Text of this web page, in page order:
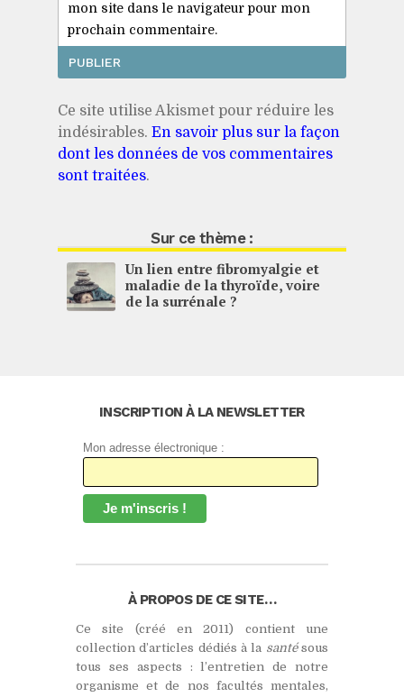
mon site dans le navigateur pour mon
prochain commentaire.
Ce site utilise Akismet pour réduire les
indésirables. En savoir plus sur la façon
dont les données de vos commentaires
sont traitées.
Sur ce thème :
Un lien entre fibromyalgie et
maladie de la thyroïde, voire
de la surrénale ?
INSCRIPTION À LA NEWSLETTER
Mon adresse électronique :
À PROPOS DE CE SITE…
Ce site (créé en 2011) contient une
collection d’articles dédiés à la santésous
tous ses aspects : l’entretien de notre
organisme et de nos facultés mentales,